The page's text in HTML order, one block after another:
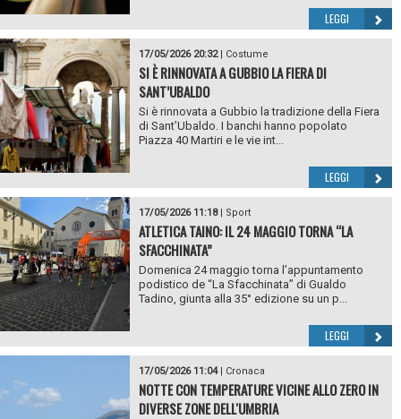
LEGGI
17/05/2026 20:32| Costume
SI È RINNOVATA A GUBBIO LA FIERA DI
SANT’UBALDO
Si è rinnovata a Gubbio la tradizione della Fiera
di Sant’Ubaldo. I banchi hanno popolato
Piazza 40 Martiri e le vie int...
LEGGI
17/05/2026 11:18| Sport
ATLETICA TAINO: IL 24 MAGGIO TORNA “LA
SFACCHINATA”
Domenica 24 maggio torna l’appuntamento
podistico de “La Sfacchinata” di Gualdo
Tadino, giunta alla 35° edizione su un p...
LEGGI
17/05/2026 11:04| Cronaca
NOTTE CON TEMPERATURE VICINE ALLO ZERO IN
DIVERSE ZONE DELL'UMBRIA